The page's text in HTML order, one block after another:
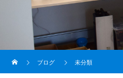
ブログ
未分類